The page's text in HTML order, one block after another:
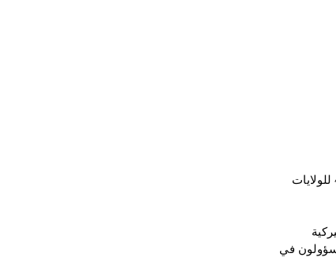
أدّى الرئيس الأميركي المنتخب جو بايدن اليمين الدستورية ليبدأ ولايته رسميا ويصبح الرئيس الـ46 للولايات
في